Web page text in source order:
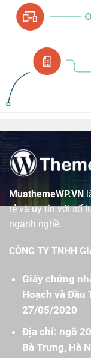
MuathemeWP.VN
rẻ và uy tín với số
ngành nghề.
CÔNG TY TNHH
Giấy chứng
Hoạch và Đầu
27/05/2020
Địa chỉ: ngõ
Bà Trưng, Hà